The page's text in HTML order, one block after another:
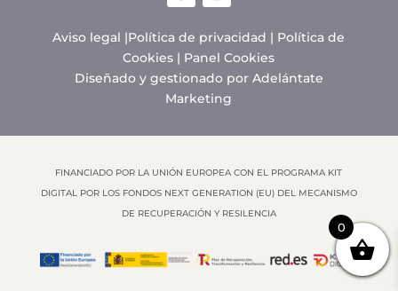
Aviso legal |Política de privacidad | Política de
Cookies | Panel Cookies
Diseñado y gestionado por Adelántate
Marketing
FINANCIADO POR LA UNIÓN EUROPEA CON EL PROGRAMA KIT
DIGITAL POR LOS FONDOS NEXT GENERATION (EU) DEL MECANISMO
DE RECUPERACIÓN Y RESILENCIA
0